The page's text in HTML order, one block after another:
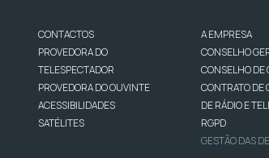
CONTACTOS
PROVEDORA DO
TELESPECTADOR
PROVEDORA DO OUVINTE
ACESSIBILIDADES
SATÉLITES
A EMPRESA
CONSELHO
CONSELHO DE
CONTRATO DE
DE RÁDIO E
RGPD
GESTÃO DAS